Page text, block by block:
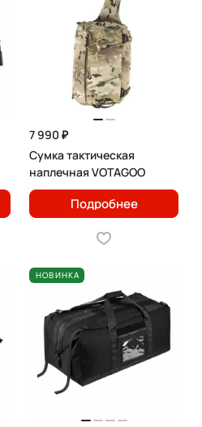
7 990 ₽
Сумка тактическая
наплечная VOTAGOO
Подробнее
НОВИНКА